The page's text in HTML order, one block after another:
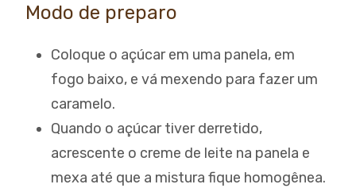
Modo de preparo
Coloque o açúcar em uma panela, em
fogo baixo, e vá mexendo para fazer um
caramelo.
Quando o açúcar tiver derretido,
acrescente o creme de leite na panela e
mexa até que a mistura fique homogênea.